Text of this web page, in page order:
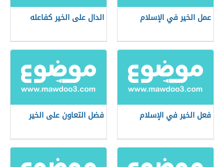
عمل الخير في الإسلام الدال على الخير كفاعله
فعل الخير في الإسلام فضل التعاون على الخير